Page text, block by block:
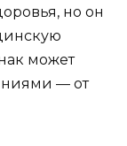
но он
может
— от